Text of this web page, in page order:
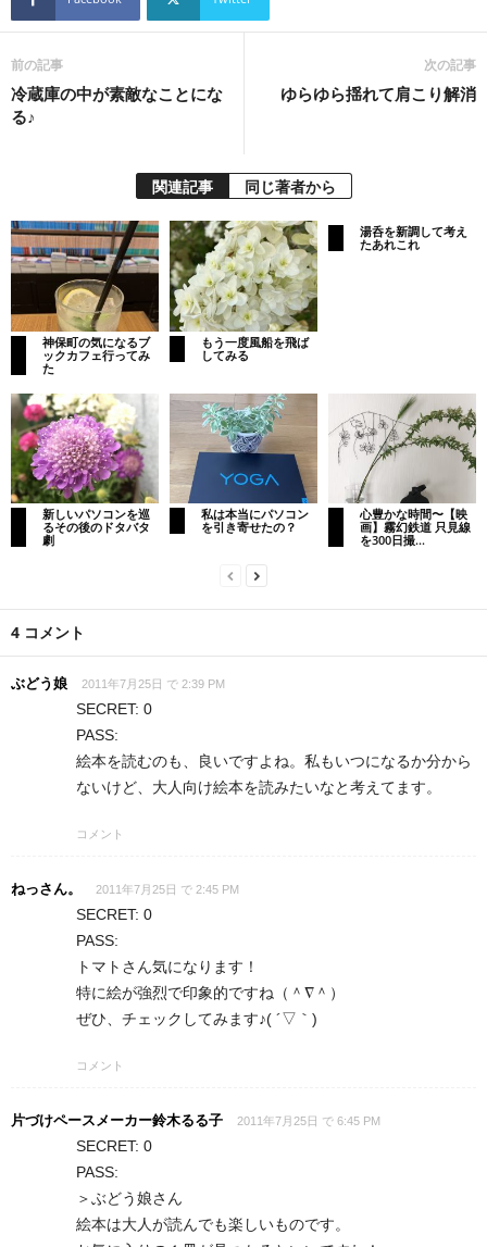
前の記事
冷蔵庫の中が素敵なことにな
る♪
次の記事
ゆらゆら揺れて肩こり解消
関連記事 同じ著者から
神保町の気になるブ
ックカフェ行ってみ
た
もう一度風船を飛ば
してみる
湯呑を新調して考え
たあれこれ
新しいパソコンを巡
るその後のドタバタ
劇
私は本当にパソコン
を引き寄せたの？
心豊かな時間〜【映
画】霧幻鉄道 只見線
を300日撮...
4 コメント
ぶどう娘 2011年7月25日 で 2:39 PM
SECRET: 0
PASS:
絵本を読むのも、良いですよね。私もいつになるか分から
ないけど、大人向け絵本を読みたいなと考えてます。
コメント
ねっさん。 2011年7月25日 で 2:45 PM
SECRET: 0
PASS:
トマトさん気になります！
特に絵が強烈で印象的ですね（＾∇＾）
ぜひ、チェックしてみます♪( ´▽｀)
コメント
片づけペースメーカー鈴木るる子 2011年7月25日 で 6:45 PM
SECRET: 0
PASS:
＞ぶどう娘さん
絵本は大人が読んでも楽しいものです。